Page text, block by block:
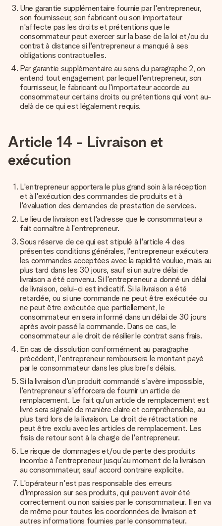
Une garantie supplémentaire fournie par l'entrepreneur,
son fournisseur, son fabricant ou son importateur
n'affecte pas les droits et prétentions que le
consommateur peut exercer sur la base de la loi et/ou du
contrat à distance si l'entrepreneur a manqué à ses
obligations contractuelles.
Par garantie supplémentaire au sens du paragraphe 2, on
entend tout engagement par lequel l'entrepreneur, son
fournisseur, le fabricant ou l'importateur accorde au
consommateur certains droits ou prétentions qui vont au-
delà de ce qui est légalement requis.
Article 14 - Livraison et
exécution
L'entrepreneur apportera le plus grand soin à la réception
et à l'exécution des commandes de produits et à
l'évaluation des demandes de prestation de services.
Le lieu de livraison est l'adresse que le consommateur a
fait connaître à l'entrepreneur.
Sous réserve de ce qui est stipulé à l'article 4 des
présentes conditions générales, l'entrepreneur exécutera
les commandes acceptées avec la rapidité voulue, mais au
plus tard dans les 30 jours, sauf si un autre délai de
livraison a été convenu. Si l'entrepreneur a donné un délai
de livraison, celui-ci est indicatif. Si la livraison a été
retardée, ou si une commande ne peut être exécutée ou
ne peut être exécutée que partiellement, le
consommateur en sera informé dans un délai de 30 jours
après avoir passé la commande. Dans ce cas, le
consommateur a le droit de résilier le contrat sans frais.
En cas de dissolution conformément au paragraphe
précédent, l'entrepreneur remboursera le montant payé
par le consommateur dans les plus brefs délais.
Si la livraison d'un produit commandé s'avère impossible,
l'entrepreneur s'efforcera de fournir un article de
remplacement. Le fait qu'un article de remplacement est
livré sera signalé de manière claire et compréhensible, au
plus tard lors de la livraison. Le droit de rétractation ne
peut être exclu avec les articles de remplacement. Les
frais de retour sont à la charge de l'entrepreneur.
Le risque de dommages et/ou de perte des produits
incombe à l'entrepreneur jusqu'au moment de la livraison
au consommateur, sauf accord contraire explicite.
L'opérateur n'est pas responsable des erreurs
d'impression sur ses produits, qui peuvent avoir été
correctement ou non saisies par le consommateur. Il en va
de même pour toutes les coordonnées de livraison et
autres informations fournies par le consommateur.